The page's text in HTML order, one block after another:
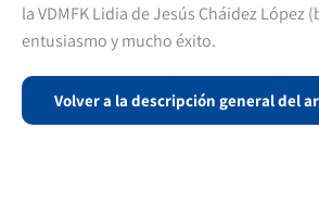
la VDMFK Lidia de Jesús Cháidez
entusiasmo y mucho éxito.
Volver a la descripción general del